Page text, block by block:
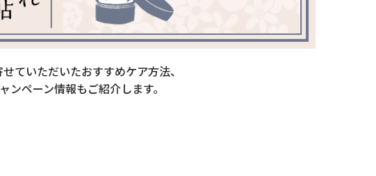
ていただいたおすすめケア方法、
ンペーン情報もご紹介します。